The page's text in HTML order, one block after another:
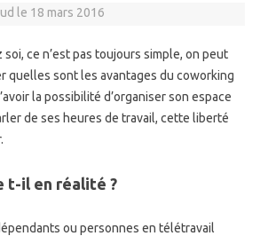
le 18 mars 2016
ce n’est pas toujours simple, on peut
quelles sont les avantages du coworking
la possibilité d’organiser son espace
de ses heures de travail, cette liberté
t-il en réalité ?
ou personnes en télétravail